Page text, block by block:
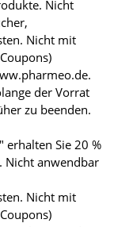
Nicht
Nicht mit
der Vorrat
zu beenden.
erhalten Sie 20 %
Nicht anwendbar
Nicht mit